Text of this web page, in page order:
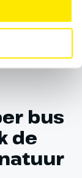
bus
de